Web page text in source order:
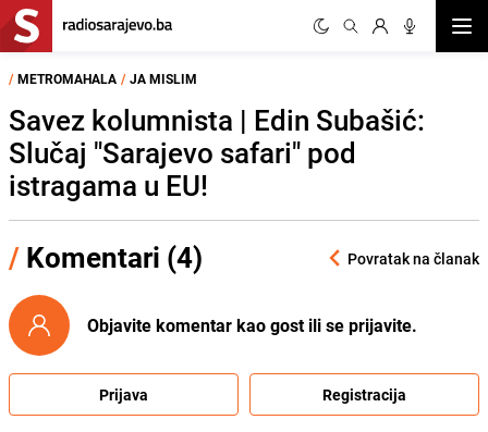
/ METROMAHALA / JA MISLIM
Savez kolumnista | Edin Subašić:
Slučaj "Sarajevo safari" pod
istragama u EU!
/ Komentari (4) Povratak na članak
Objavite komentar kao gost ili se prijavite.
Prijava Registracija